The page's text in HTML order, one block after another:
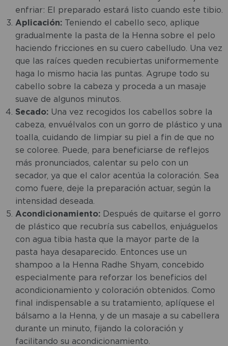
enfriar: El preparado estará listo cuando este tibio.
Aplicación: Teniendo el cabello seco, aplique
gradualmente la pasta de la Henna sobre el pelo
haciendo fricciones en su cuero cabelludo. Una vez
que las raíces queden recubiertas uniformemente
haga lo mismo hacia las puntas. Agrupe todo su
cabello sobre la cabeza y proceda a un masaje
suave de algunos minutos.
Secado: Una vez recogidos los cabellos sobre la
cabeza, envuélvalos con un gorro de plástico y una
toalla, cuidando de limpiar su piel a fin de que no
se coloree. Puede, para beneficiarse de reflejos
más pronunciados, calentar su pelo con un
secador, ya que el calor acentúa la coloración. Sea
como fuere, deje la preparación actuar, según la
intensidad deseada.
Acondicionamiento: Después de quitarse el gorro
de plástico que recubría sus cabellos, enjuáguelos
con agua tibia hasta que la mayor parte de la
pasta haya desaparecido. Entonces use un
shampoo a la Henna Radhe Shyam, concebido
especialmente para reforzar los beneficios del
acondicionamiento y coloración obtenidos. Como
final indispensable a su tratamiento, aplíquese el
bálsamo a la Henna, y de un masaje a su cabellera
durante un minuto, fijando la coloración y
facilitando su acondicionamiento.